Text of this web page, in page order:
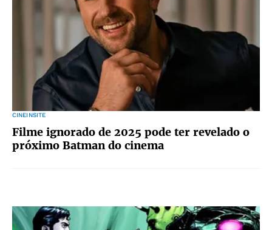
CINEINSITE
Filme ignorado de 2025 pode ter revelado o
próximo Batman do cinema